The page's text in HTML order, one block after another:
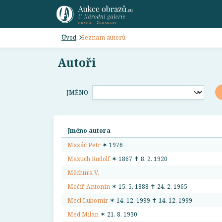
Úvod Seznam autorů
Autoři
JMÉNO
Jméno autora
Mazáč Petr ✶ 1976
Mazuch Rudolf✶ 1867 ✝ 8. 2. 1920
Měchura V.
Mečíř Antonín ✶ 15. 5. 1888 ✝ 24. 2. 1965
Mecl Lubomír ✶ 14. 12. 1999 ✝ 14. 12. 1999
Med Milan ✶ 21. 8. 1930